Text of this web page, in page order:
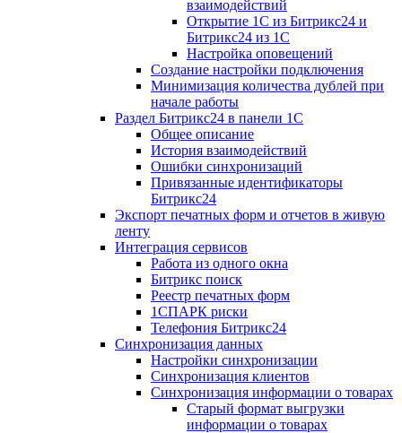
взаимодействий
Открытие 1С из Битрикс24 и
Битрикс24 из 1С
Настройка оповещений
Создание настройки подключения
Минимизация количества дублей при
начале работы
Раздел Битрикс24 в панели 1С
Общее описание
История взаимодействий
Ошибки синхронизаций
Привязанные идентификаторы
Битрикс24
Экспорт печатных форм и отчетов в живую
ленту
Интеграция сервисов
Работа из одного окна
Битрикс поиск
Реестр печатных форм
1СПАРК риски
Телефония Битрикс24
Синхронизация данных
Настройки синхронизации
Синхронизация клиентов
Синхронизация информации о товарах
Старый формат выгрузки
информации о товарах